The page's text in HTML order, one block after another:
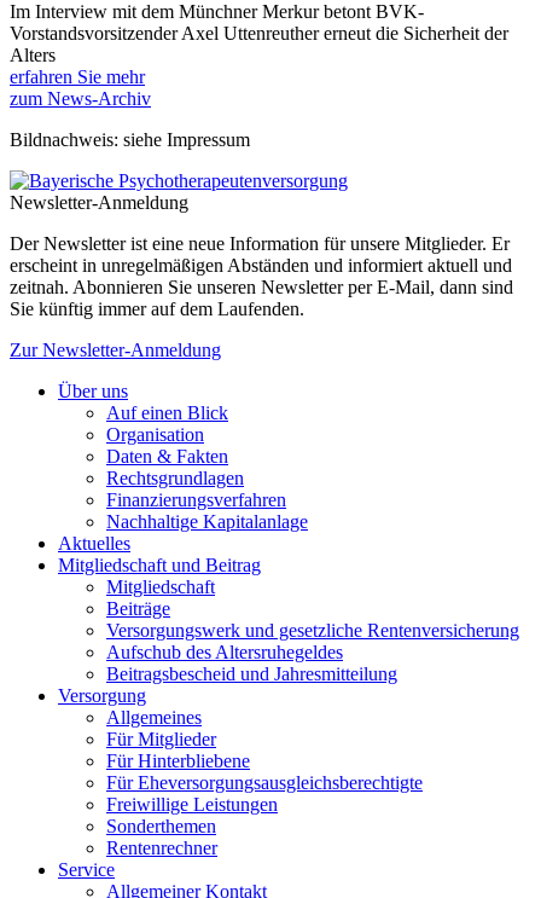
Im Interview mit dem Münchner Merkur betont BVK-
Vorstandsvorsitzender Axel Uttenreuther erneut die Sicherheit der
Alters
erfahren Sie mehr
zum News-Archiv
Bildnachweis: siehe Impressum
Newsletter-Anmeldung
Der Newsletter ist eine neue Information für unsere Mitglieder. Er
erscheint in unregelmäßigen Abständen und informiert aktuell und
zeitnah. Abonnieren Sie unseren Newsletter per E-Mail, dann sind
Sie künftig immer auf dem Laufenden.
Zur Newsletter-Anmeldung
Über uns
Auf einen Blick
Organisation
Daten & Fakten
Rechtsgrundlagen
Finanzierungsverfahren
Nachhaltige Kapitalanlage
Aktuelles
Mitgliedschaft und Beitrag
Mitgliedschaft
Beiträge
Versorgungswerk und gesetzliche Rentenversicherung
Aufschub des Altersruhegeldes
Beitragsbescheid und Jahresmitteilung
Versorgung
Allgemeines
Für Mitglieder
Für Hinterbliebene
Für Eheversorgungsausgleichsberechtigte
Freiwillige Leistungen
Sonderthemen
Rentenrechner
Service
Allgemeiner Kontakt